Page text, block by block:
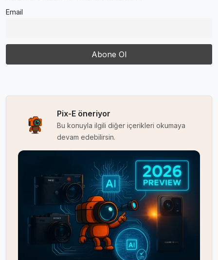
Email
Pix-E öneriyor
Bu konuyla ilgili diğer içerikleri okumaya
devam edebilirsin.